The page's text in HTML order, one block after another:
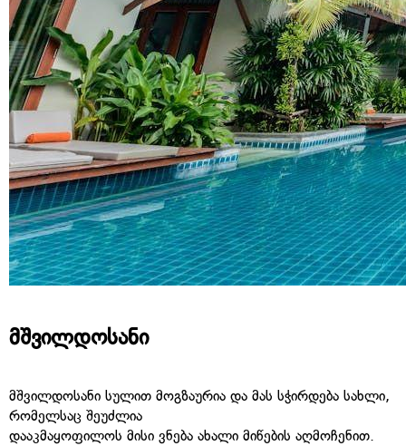
მშვილდოსანი
მშვილდოსანი სულით მოგზაურია და მას სჭირდება სახლი,
რომელსაც შეუძლია
დააკმაყოფილოს მისი ვნება ახალი მიწების აღმოჩენით.